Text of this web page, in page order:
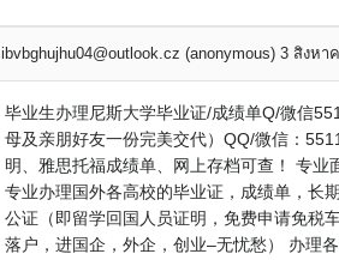
ibvbghujhu04@outlook.cz (anonymous) 3 สิงหา
毕业生办理尼斯大学毕业证/成绩单Q/微信
母及亲朋好友一份完美交代）QQ/微信：
明、雅思托福成绩单、网上存档可查！ 专
专业办理国外各高校的毕业证，成绩单，长
公证（即留学回国人员证明，免费申请免税
落户，进国企，外企，创业–无忧愁） 办理